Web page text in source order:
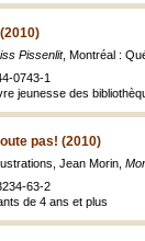
Pissenlit, Montréal :
0743-1
jeunesse des
pas! (2010)
Jean Morin,
63-2
de 4 ans et plus